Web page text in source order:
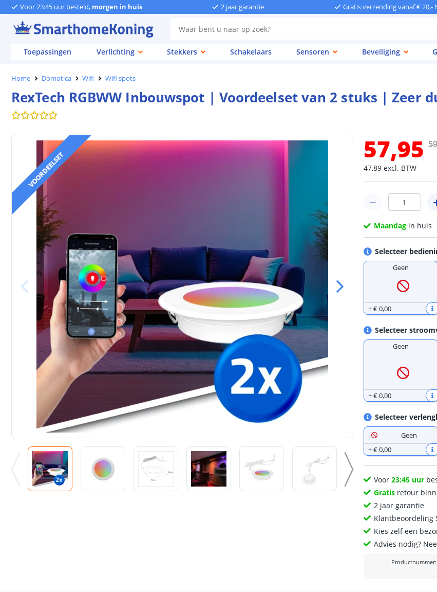
Voor 23:45 uur besteld, morgen in huis 2 jaar garantie Gratis verzending vanaf € 20,-
Toepassingen Verlichting Stekkers Schakelaars Sensoren Beveiliging
Home Domotica Wifi Wifi spots
RexTech RGBWW Inbouwspot | Voordeelset van 2 stuks | Zeer
VOORDEELSET
57,95
47,89 excl. BTW
Maandag in huis
Selecteer
Geen
+€ 0,00
Selecteer
Geen
+€ 0,00
Selecteer
Geen
+€ 0,00
Voor23:45 uur
Gratis retour
2 jaar garantie
Klantbeoordeling
Kies zelf een
Advies nodig?
Productnummer: